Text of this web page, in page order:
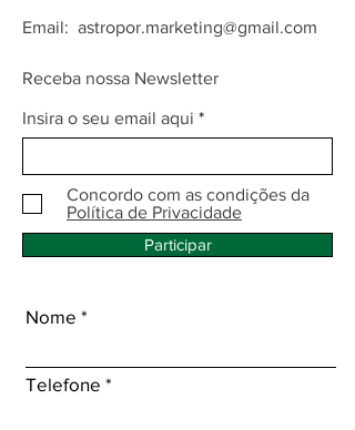
Email: astropor.marketing@gmail.com
Receba nossa Newsletter
Insira o seu email aqui
Concordo com as condições da
Política de Privacidade
Participar
Nome
Telefone